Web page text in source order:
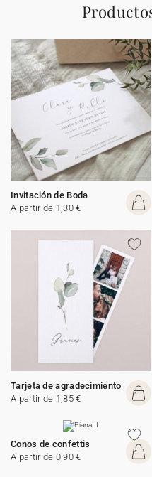
Invitación de Boda
A partir de 1,30 €
Tarjeta de agradecimiento
A partir de 1,85 €
Conos de confettis
A partir de 0,90 €